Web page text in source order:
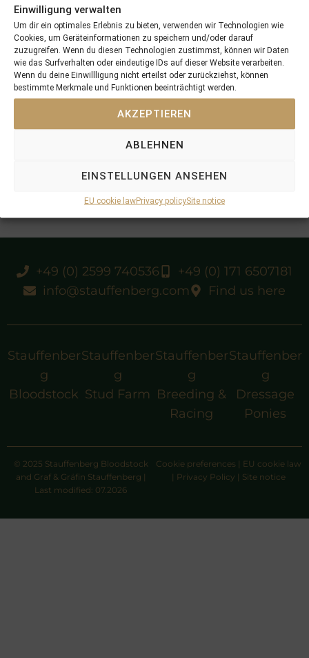
Einwilligung verwalten
Um dir ein optimales Erlebnis zu bieten, verwenden wir Technologien wie
Cookies, um Geräteinformationen zu speichern und/oder darauf
zuzugreifen. Wenn du diesen Technologien zustimmst, können wir Daten
wie das Surfverhalten oder eindeutige IDs auf dieser Website verarbeiten.
Wenn du deine Einwillligung nicht erteilst oder zurückziehst, können
bestimmte Merkmale und Funktionen beeinträchtigt werden.
AKZEPTIEREN
ABLEHNEN
EINSTELLUNGEN ANSEHEN
EU cookie lawPrivacy policySite notice
+49 (0) 2599 740536
+49 (0) 171 6507181
info@stauffenberg.com
Find us here
Stauffenber
g
Bloodstock
Stauffenber
g
Stud Farm
Stauffenber
g
Breeding &
Racing
Stauffenber
g
Dressage
Ponies
© 2025 Stauffenberg Bloodstock
and Graf & Gräfin Stauffenberg |
Last modified: 07.2026
Cookie preferences | EU cookie law
| Privacy Policy | Site notice